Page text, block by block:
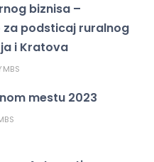
biznisa –
podsticaj ruralnog
i Kratova
MBS
mestu 2023